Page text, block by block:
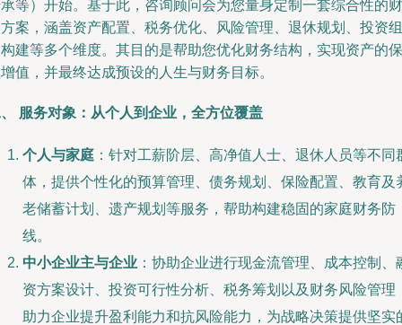
等）开始。基于此，咨询顾问会为您量身定制一套综合性的财
案，涵盖资产配置、税务优化、风险管理、退休规划、投资组
建等多个维度。其目的是帮助您优化财务结构，实现资产的保
值，并最终达成预设的人生与财务目标。
服务对象：从个人到企业，全方位覆盖
个人与家庭 ：针对工薪阶层、高净值人士、退休人员等不同
体，提供个性化的预算管理、债务规划、保险配置、教育及
老储蓄计划、遗产规划等服务，帮助构建稳固的家庭财务防
线。
中小企业主与企业 ：协助企业进行现金流管理、成本控制、
资方案设计、投资可行性分析、税务筹划以及财务风险管理
助力企业提升盈利能力和抗风险能力，为战略决策提供坚实